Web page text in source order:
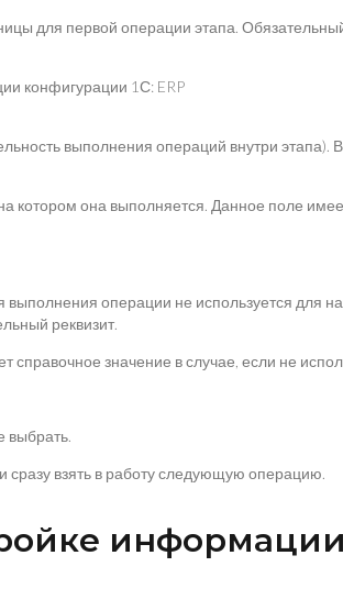
для первой операции этапа.
выполнения операций внутри
котором она выполняется. Данное поле
операции не используется для
реквизит.
значение в случае, если не
выбрать.
и сразу взять в работу следующую операцию.